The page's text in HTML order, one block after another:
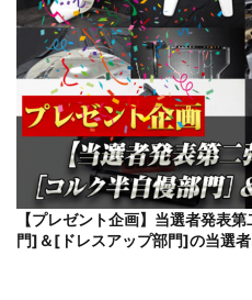
【プレゼント企画】当選者発表
門]＆[ドレスアップ部門]の当選